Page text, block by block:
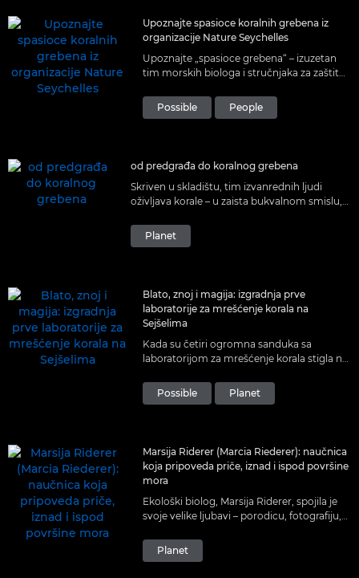
Upoznajte spasioce koralnih grebena iz
organizacije Nature Seychelles
Upoznajte „spasioce grebena“ – izuzetan
tim morskih biologa i stručnjaka za zaštitu
energijom za obnovu korala.
Possible People
od predgrađa do koralnog grebena
Skriven u skladištu, tim izvanrednih ljudi
oživljava korale – u zaista bukvalnom smislu,
Planet
Blato, znoj i magija: izgradnja prve
laboratorije za mrešćenje korala na
Sejšelima
Kada su četiri ogromna sanduka sa
laboratorijom za mrešćenje korala stigla na
Prirode da se laboratorija montira pre
sledećeg mresta.
Possible Planet
Marsija Riderer (Marcia Riederer): naučnica
koja pripoveda priče, iznad i ispod površine
mora
Ekološki biolog, Marsija Riderer, spojila je
svoje velike ljubavi – porodicu, fotografiju,
ispunjava.
Planet